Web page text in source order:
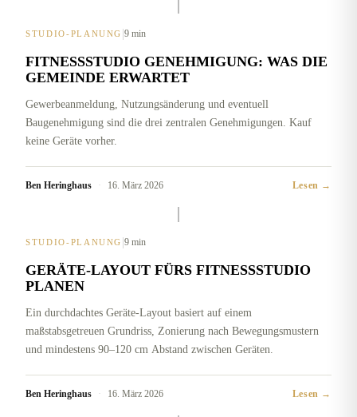
STUDIO-PLANUNG |9 min
FITNESSSTUDIO GENEHMIGUNG: WAS DIE
GEMEINDE ERWARTET
Gewerbeanmeldung, Nutzungsänderung und eventuell
Baugenehmigung sind die drei zentralen Genehmigungen. Kauf
keine Geräte vorher.
Ben Heringhaus · 16. März 2026 Lesen →
STUDIO-PLANUNG |9 min
GERÄTE-LAYOUT FÜRS FITNESSSTUDIO
PLANEN
Ein durchdachtes Geräte-Layout basiert auf einem
maßstabsgetreuen Grundriss, Zonierung nach Bewegungsmustern
und mindestens 90–120 cm Abstand zwischen Geräten.
Ben Heringhaus · 16. März 2026 Lesen →